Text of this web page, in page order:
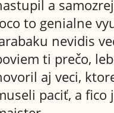
a
to genialne
nevidis
ti prečo,
aj veci,
paciť, a fico